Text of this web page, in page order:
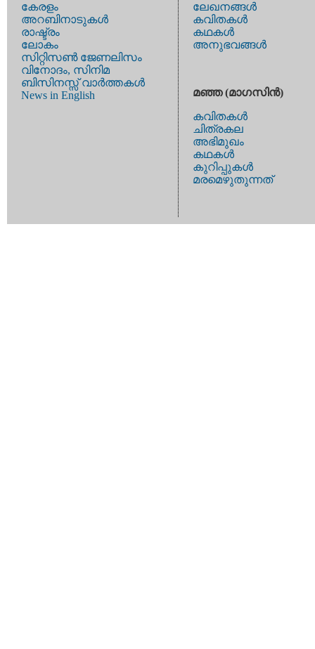
കേരളം
അറബിനാടുകള്‍
രാഷ്ട്രം
ലോകം
സിറ്റിസണ്‍ ജേണലിസം
വിനോദം, സിനിമ
ബിസിനസ്സ് വാര്‍ത്തകള്‍
News in English
ലേഖനങ്ങള്‍
കവിതകള്‍
കഥകള്‍
അനുഭവങ്ങള്‍
മഞ്ഞ (മാഗസിന്‍)
കവിതകള്‍
ചിത്രകല
അഭിമുഖം
കഥകള്‍
കുറിപ്പുകള്‍
മരമെഴുതുന്നത്